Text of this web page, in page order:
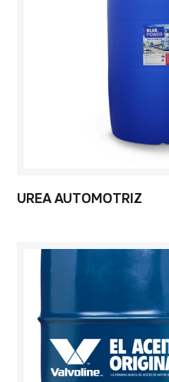
UREA AUTOMOTRIZ